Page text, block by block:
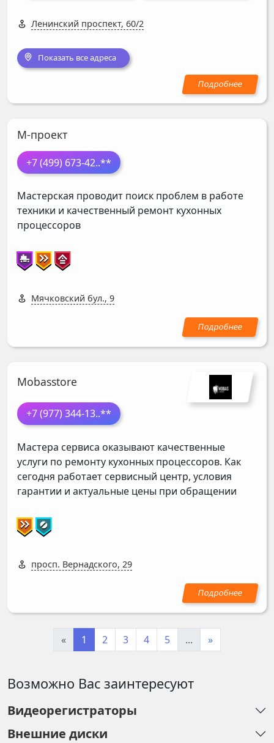
Ленинский проспект, 60/2
Показать все адреса
М-проект
+7 (499) 673-42..**
Мастерская проводит поиск проблем в работе
техники и качественный ремонт кухонных
процессоров
Мячковский бул., 9
Mobasstore
+7 (977) 344-13..**
Мастера сервиса оказывают качественные
услуги по ремонту кухонных процессоров. Как
сегодня работает сервисный центр, условия
гарантии и актуальные цены при обращении
просп. Вернадского, 29
« 1 2 3 4 5 ... »
Возможно Вас заинтересуют
Видеорегистраторы
Внешние диски